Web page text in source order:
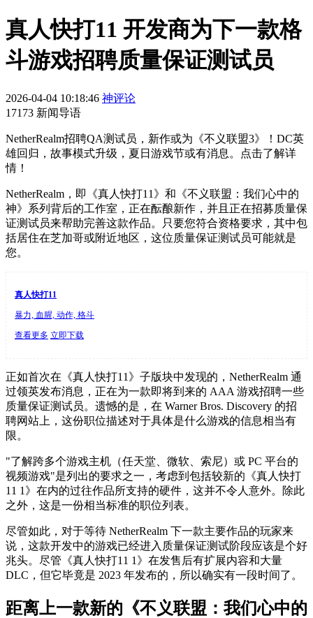
真人快打11 开发商为下一款格
斗游戏招聘质量保证测试员
2026-04-04 10:18:46 神评论
17173 新闻导语
NetherRealm招聘QA测试员，新作或为《不义联盟3》！DC英
雄回归，故事模式升级，夏日游戏节或有消息。点击了解详
情！
NetherRealm，即《真人快打11》和《不义联盟：我们心中的
神》系列背后的工作室，正在酝酿新作，并且正在招募质量保
证测试员来帮助完善这款作品。只要您符合资格要求，其中包
括居住在芝加哥或附近地区，这位质量保证测试员可能就是
您。
真人快打11
暴力, 血腥, 动作, 格斗
查看更多 立即下载
正如首次在《真人快打11》子版块中发现的，NetherRealm 通
过领英发布消息，正在为一款即将到来的 AAA 游戏招聘一些
质量保证测试员。遗憾的是，在 Warner Bros. Discovery 的招
聘网站上，这份职位描述对于具体是什么游戏的信息相当有
限。
"了解跨多个游戏主机（任天堂、微软、索尼）或 PC 平台的
视频游戏"是列出的要求之一，考虑到包括较新的《真人快打
11 1》在内的过往作品所支持的硬件，这并不令人意外。除此
之外，这是一份相当标准的职位列表。
尽管如此，对于等待 NetherRealm 下一款主要作品的玩家来
说，这款开发中的游戏已经进入质量保证测试阶段应该是个好
兆头。尽管《真人快打11 1》在发售后有扩展内容和大量
DLC，但它毕竟是 2023 年发布的，所以确实有一段时间了。
距离上一款新的《不义联盟：我们心中的